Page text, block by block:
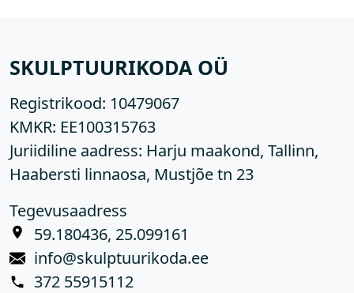
SKULPTUURIKODA OÜ
Registrikood: 10479067
KMKR: EE100315763
Juriidiline aadress: Harju maakond, Tallinn,
Haabersti linnaosa, Mustjõe tn 23
Tegevusaadress
59.180436, 25.099161
info@skulptuurikoda.ee
372 55915112